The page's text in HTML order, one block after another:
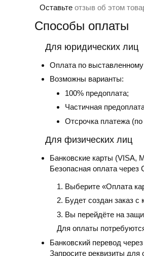
Оставьте отзыв об этом
Способы оплаты
Для юридических лиц
Оплата по выставленному
Возможны варианты:
100% предоплата;
Частичная
Отсрочка платежа (по
Для физических лиц
Банковские карты (VISA,
Безопасная оплата через
Выберите «Оплата
Будет создан заказ с
Вы перейдёте на
Для оплаты
Банковский перевод
Запросите реквизиты для